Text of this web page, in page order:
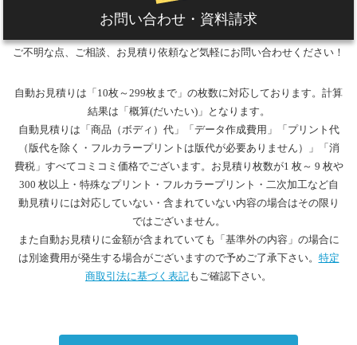
お問い合わせ・資料請求
ご不明な点、ご相談、お見積り依頼など気軽にお問い合わせください！
自動お見積りは「10枚～299枚まで」の枚数に対応しております。計算
結果は「概算(だいたい)」となります。
自動見積りは「商品（ボディ）代」「データ作成費用」「プリント代
（版代を除く・フルカラープリントは版代が必要ありません）」「消
費税」すべてコミコミ価格でございます。お見積り枚数が1 枚～ 9 枚や
300 枚以上・特殊なプリント・フルカラープリント・二次加工など自
動見積りには対応していない・含まれていない内容の場合はその限り
ではございません。
また自動お見積りに金額が含まれていても「基準外の内容」の場合に
は別途費用が発生する場合がございますので予めご了承下さい。 特定
商取引法に基づく表記もご確認下さい。